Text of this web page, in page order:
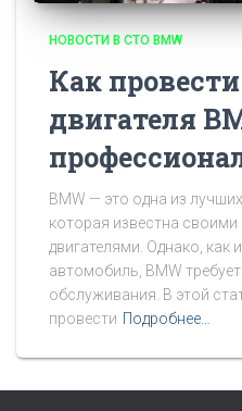
НОВОСТИ В СТО BMW
Как
двигателя
BMW — это одна из
которая известна
двигателями. Однако, как
автомобиль, BMW
обслуживания. В этой
провести Подробнее…